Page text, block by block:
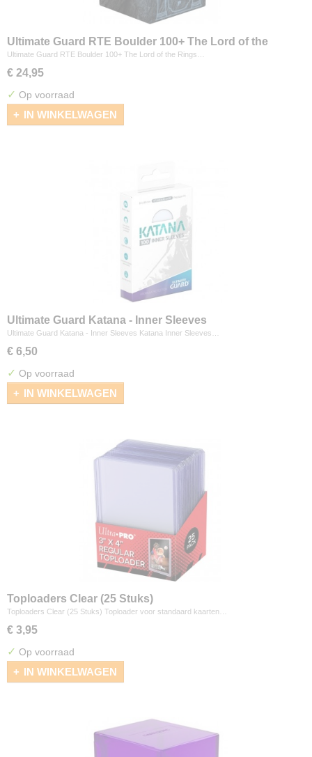
Ultimate Guard RTE Boulder 100+ The Lord of the
Rings "Places of Middle-earth" - Mines of Moria
Ultimate Guard RTE Boulder 100+ The Lord of the Rings…
€ 24,95
✓ Op voorraad
IN WINKELWAGEN
Ultimate Guard Katana - Inner Sleeves
Ultimate Guard Katana - Inner Sleeves Katana Inner Sleeves…
€ 6,50
✓ Op voorraad
IN WINKELWAGEN
Toploaders Clear (25 Stuks)
Toploaders Clear (25 Stuks) Toploader voor standaard kaarten…
€ 3,95
✓ Op voorraad
IN WINKELWAGEN